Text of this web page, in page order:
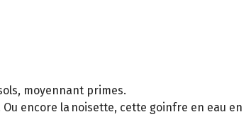
moyennant primes.
encore la noisette, cette goinfre en eau en